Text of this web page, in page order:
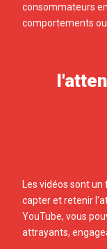
consommateurs
comportements
Les vidéos sont
capter et retenir
YouTube, vous
attrayants,